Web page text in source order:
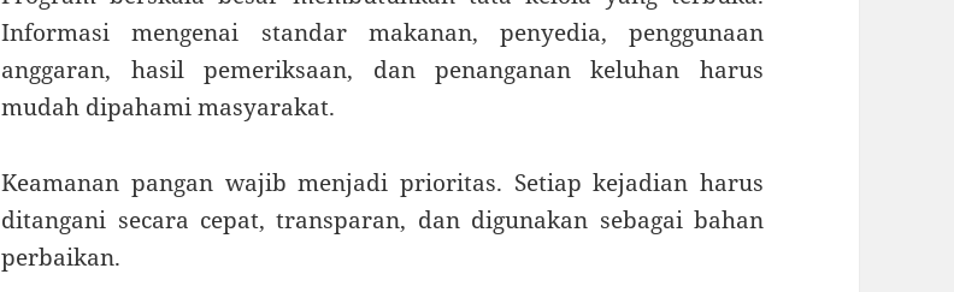
Informasi mengenai standar makanan, penyedia, penggunaan
anggaran, hasil pemeriksaan, dan penanganan keluhan harus
mudah dipahami masyarakat.
Keamanan pangan wajib menjadi prioritas. Setiap kejadian harus
ditangani secara cepat, transparan, dan digunakan sebagai bahan
perbaikan.